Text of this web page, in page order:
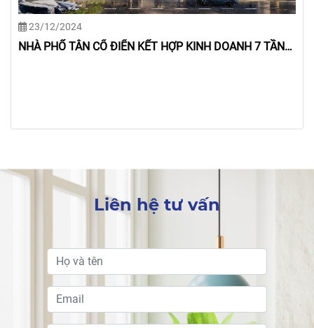
23/12/2024
NHÀ PHỐ TÂN CỔ ĐIỂN KẾT HỢP KINH DOANH 7 TẦNG
Liên hệ tư vấn